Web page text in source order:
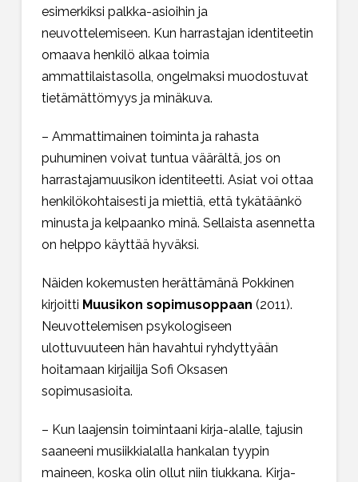
esimerkiksi palkka-asioihin ja
neuvottelemiseen. Kun harrastajan identiteetin
omaava henkilö alkaa toimia
ammattilaistasolla, ongelmaksi muodostuvat
tietämättömyys ja minäkuva.
– Ammattimainen toiminta ja rahasta
puhuminen voivat tuntua väärältä, jos on
harrastajamuusikon identiteetti. Asiat voi ottaa
henkilökohtaisesti ja miettiä, että tykätäänkö
minusta ja kelpaanko minä. Sellaista asennetta
on helppo käyttää hyväksi.
Näiden kokemusten herättämänä Pokkinen
kirjoitti Muusikon sopimusoppaan (2011).
Neuvottelemisen psykologiseen
ulottuvuuteen hän havahtui ryhdyttyään
hoitamaan kirjailija Sofi Oksasen
sopimusasioita.
– Kun laajensin toimintaani kirja-alalle, tajusin
saaneeni musiikkialalla hankalan tyypin
maineen, koska olin ollut niin tiukkana. Kirja-